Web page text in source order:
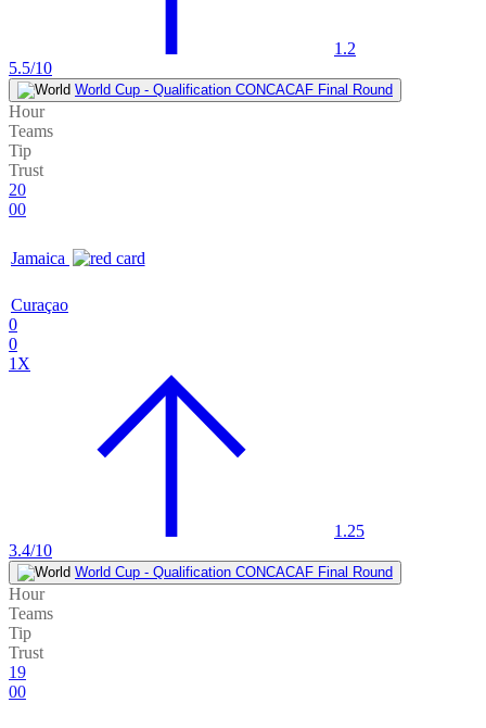
1.2
5.5/10
World Cup - Qualification CONCACAF Final Round
Hour
Teams
Tip
Trust
20
00
Jamaica
Curaçao
0
0
1X
1.25
3.4/10
World Cup - Qualification CONCACAF Final Round
Hour
Teams
Tip
Trust
19
00